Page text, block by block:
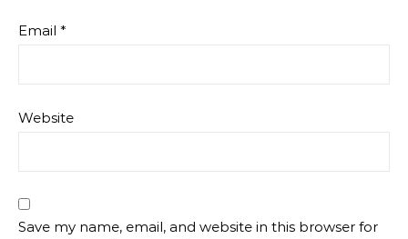
Email *
Website
Save my name, email, and website in this browser for